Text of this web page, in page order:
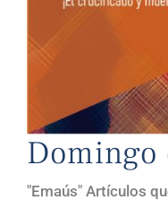
Domingo
"Emaús" Artículos